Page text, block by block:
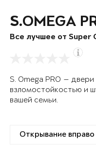
S.OMEGA
Все лучшее от Super
S. Omega PRO —
взломостойкостью и
вашей семьи.